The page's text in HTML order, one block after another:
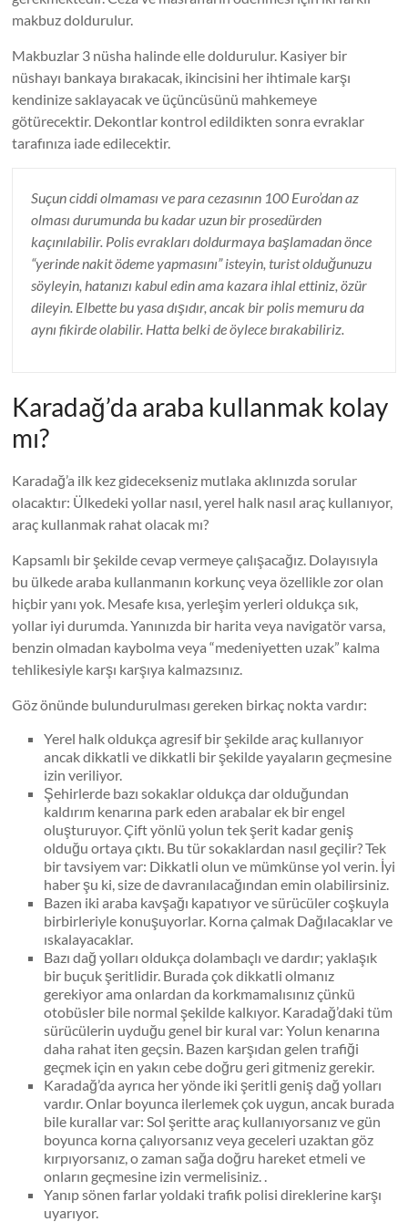
makbuz doldurulur.
Makbuzlar 3 nüsha halinde elle doldurulur. Kasiyer bir
nüshayı bankaya bırakacak, ikincisini her ihtimale karşı
kendinize saklayacak ve üçüncüsünü mahkemeye
götürecektir. Dekontlar kontrol edildikten sonra evraklar
tarafınıza iade edilecektir.
Suçun ciddi olmaması ve para cezasının 100 Euro’dan az
olması durumunda bu kadar uzun bir prosedürden
kaçınılabilir. Polis evrakları doldurmaya başlamadan önce
“yerinde nakit ödeme yapmasını” isteyin, turist olduğunuzu
söyleyin, hatanızı kabul edin ama kazara ihlal ettiniz, özür
dileyin. Elbette bu yasa dışıdır, ancak bir polis memuru da
aynı fikirde olabilir. Hatta belki de öylece bırakabiliriz.
Karadağ’da araba kullanmak kolay
mı?
Karadağ’a ilk kez gidecekseniz mutlaka aklınızda sorular
olacaktır: Ülkedeki yollar nasıl, yerel halk nasıl araç kullanıyor,
araç kullanmak rahat olacak mı?
Kapsamlı bir şekilde cevap vermeye çalışacağız. Dolayısıyla
bu ülkede araba kullanmanın korkunç veya özellikle zor olan
hiçbir yanı yok. Mesafe kısa, yerleşim yerleri oldukça sık,
yollar iyi durumda. Yanınızda bir harita veya navigatör varsa,
benzin olmadan kaybolma veya “medeniyetten uzak” kalma
tehlikesiyle karşı karşıya kalmazsınız.
Göz önünde bulundurulması gereken birkaç nokta vardır:
Yerel halk oldukça agresif bir şekilde araç kullanıyor
ancak dikkatli ve dikkatli bir şekilde yayaların geçmesine
izin veriliyor.
Şehirlerde bazı sokaklar oldukça dar olduğundan
kaldırım kenarına park eden arabalar ek bir engel
oluşturuyor. Çift yönlü yolun tek şerit kadar geniş
olduğu ortaya çıktı. Bu tür sokaklardan nasıl geçilir? Tek
bir tavsiyem var: Dikkatli olun ve mümkünse yol verin. İyi
haber şu ki, size de davranılacağından emin olabilirsiniz.
Bazen iki araba kavşağı kapatıyor ve sürücüler coşkuyla
birbirleriyle konuşuyorlar. Korna çalmak Dağılacaklar ve
ıskalayacaklar.
Bazı dağ yolları oldukça dolambaçlı ve dardır; yaklaşık
bir buçuk şeritlidir. Burada çok dikkatli olmanız
gerekiyor ama onlardan da korkmamalısınız çünkü
otobüsler bile normal şekilde kalkıyor. Karadağ’daki tüm
sürücülerin uyduğu genel bir kural var: Yolun kenarına
daha rahat iten geçsin. Bazen karşıdan gelen trafiği
geçmek için en yakın cebe doğru geri gitmeniz gerekir.
Karadağ’da ayrıca her yönde iki şeritli geniş dağ yolları
vardır. Onlar boyunca ilerlemek çok uygun, ancak burada
bile kurallar var: Sol şeritte araç kullanıyorsanız ve gün
boyunca korna çalıyorsanız veya geceleri uzaktan göz
kırpıyorsanız, o zaman sağa doğru hareket etmeli ve
onların geçmesine izin vermelisiniz. .
Yanıp sönen farlar yoldaki trafik polisi direklerine karşı
uyarıyor.